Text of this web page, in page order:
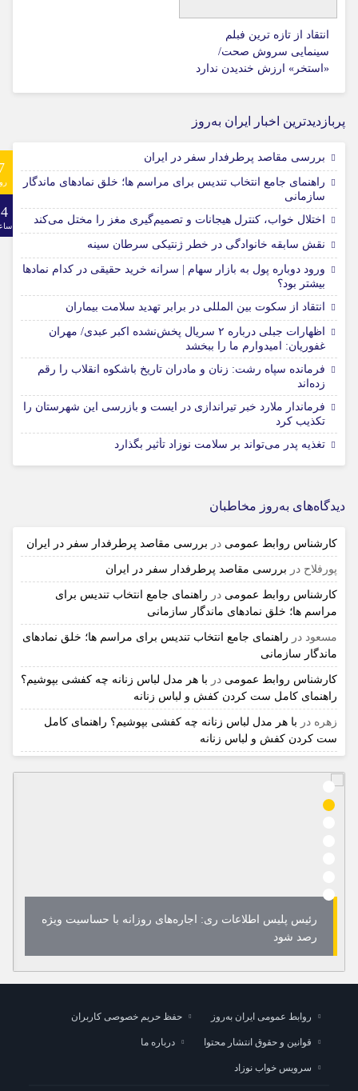
انتقاد از تازه ترین فبلم
سینمایی سروش صحت/
«استخر» ارزش خندیدن ندارد
پربازدیدترین اخبار ایران به‌روز
بررسی مقاصد پرطرفدار سفر در ایران
راهنمای جامع انتخاب تندیس برای مراسم ها؛ خلق نمادهای ماندگار
سازمانی
اختلال خواب، کنترل هیجانات و تصمیم‌گیری مغز را مختل می‌کند
نقش سابقه خانوادگی در خطر ژنتیکی سرطان سینه
ورود دوباره پول به بازار سهام | سرانه خرید حقیقی در کدام نماد‌ها
بیشتر بود؟
انتقاد از سکوت بین المللی در برابر تهدید سلامت بیماران
اظهارات جبلی درباره ۲ سریال پخش‌نشده اکبر عبدی/ مهران
غفوریان: امیدوارم ما را ببخشد
فرمانده سپاه رشت: زنان و مادران تاریخ باشکوه انقلاب را رقم
زده‌اند
فرماندار ملارد خبر تیراندازی در ایست و بازرسی این شهرستان را
تکذیب کرد
تغذیه پدر می‌تواند بر سلامت نوزاد تأثیر بگذارد
دیدگاه‌های به‌روز مخاطبان
کارشناس روابط عمومی در بررسی مقاصد پرطرفدار سفر در ایران
پورفلاح در بررسی مقاصد پرطرفدار سفر در ایران
کارشناس روابط عمومی در راهنمای جامع انتخاب تندیس برای
مراسم ها؛ خلق نمادهای ماندگار سازمانی
مسعود در راهنمای جامع انتخاب تندیس برای مراسم ها؛ خلق نمادهای
ماندگار سازمانی
کارشناس روابط عمومی در با هر مدل لباس زنانه چه کفشی بپوشیم؟
راهنمای کامل ست کردن کفش و لباس زنانه
زهره در با هر مدل لباس زنانه چه کفشی بپوشیم؟ راهنمای کامل
ست کردن کفش و لباس زنانه
رئیس پلیس اطلاعات ری: اجاره‌های روزانه با حساسیت ویژه
رصد شود
روابط عمومی ایران به‌روز حفظ حریم خصوصی کاربران
قوانین و حقوق انتشار محتوا درباره ما
سرویس خواب نوزاد